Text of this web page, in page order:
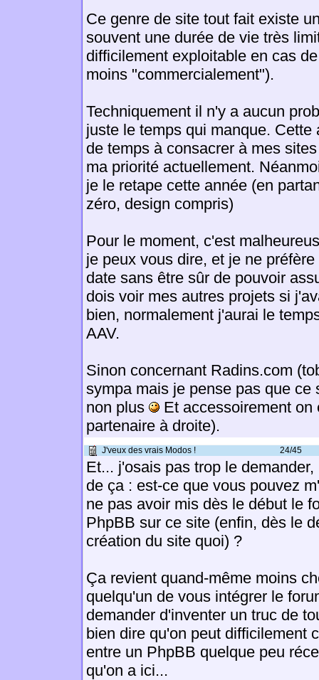
Ce genre de site tout fait existe
souvent une durée de vie très
difficilement exploitable en cas
moins "commercialement").
Techniquement il n'y a aucun
juste le temps qui manque. Cette
de temps à consacrer à mes
ma priorité actuellement.
je le retape cette année (en
zéro, design compris)
Pour le moment, c'est
je peux vous dire, et je ne
date sans être sûr de pouvoir
dois voir mes autres projets si
bien, normalement j'aurai le
AAV.
Sinon concernant Radins.com
sympa mais je pense pas que ce
non plus
Et accessoirement on
partenaire à droite).
J'veux des vrais Modos ! 24/45
Et... j'osais pas trop le
de ça : est-ce que vous pouvez
ne pas avoir mis dès le début le
PhpBB sur ce site (enfin, dès le
création du site quoi) ?
Ça revient quand-même moins
quelqu'un de vous intégrer le
demander d'inventer un truc de
bien dire qu'on peut difficilement
entre un PhpBB quelque peu
qu'on a ici...